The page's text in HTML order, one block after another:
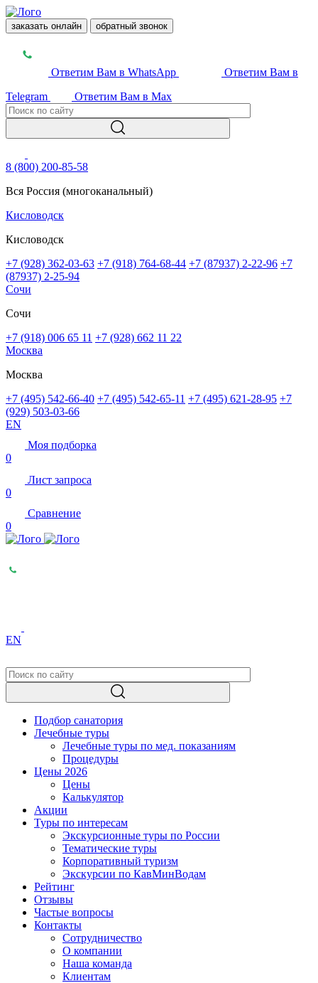
заказать онлайн обратный звонок
Ответим Вам в WhatsApp
Ответим Вам в
Telegram
Ответим Вам в Max
8 (800) 200-85-58
Вся Россия (многоканальный)
Кисловодск
Кисловодск
+7 (928) 362-03-63 +7 (918) 764-68-44 +7 (87937) 2-22-96 +7
(87937) 2-25-94
Сочи
Сочи
+7 (918) 006 65 11 +7 (928) 662 11 22
Москва
Москва
+7 (495) 542-66-40 +7 (495) 542-65-11 +7 (495) 621-28-95 +7
(929) 503-03-66
EN
Моя подборка
0
Лист запроса
0
Сравнение
0
EN
Подбор санатория
Лечебные туры
Лечебные туры по мед. показаниям
Процедуры
Цены 2026
Цены
Калькулятор
Акции
Туры по интересам
Экскурсионные туры по России
Тематические туры
Корпоративный туризм
Экскурсии по КавМинВодам
Рейтинг
Отзывы
Частые вопросы
Контакты
Сотрудничество
О компании
Наша команда
Клиентам